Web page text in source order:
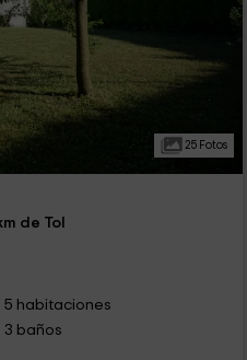
25 Fotos
de Tol
5 habitaciones
3 baños